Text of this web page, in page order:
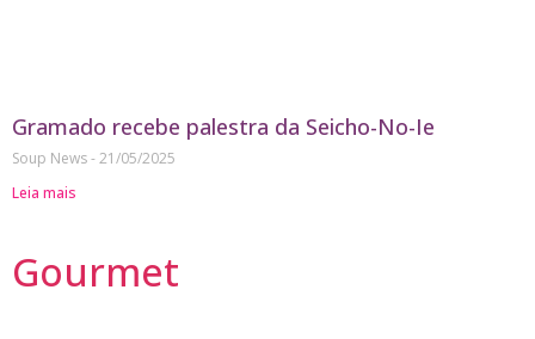
Gramado recebe palestra da Seicho-No-Ie
Soup News 21/05/2025
Leia mais
Gourmet